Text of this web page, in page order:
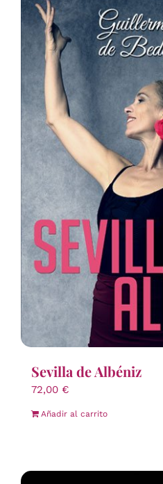
Sevilla de Albéniz
72,00 €
Añadir al carrito